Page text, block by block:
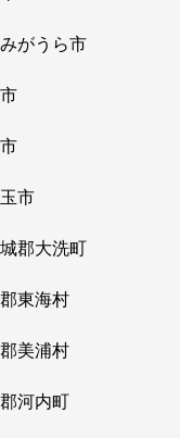
がうら市
市
郡大洗町
東海村
美浦村
河内町